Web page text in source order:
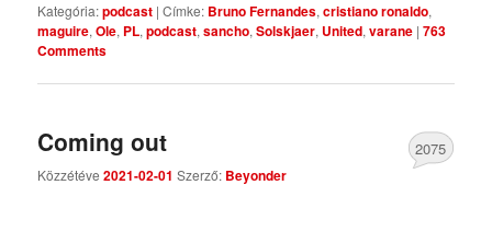
Kategória:podcast |Címke: Bruno Fernandes,cristiano ronaldo,
maguire,Ole, PL,podcast,sancho,Solskjaer, United,varane |763
Comments
Coming out
Közzétéve2021-02-01 Szerző: Beyonder
2075